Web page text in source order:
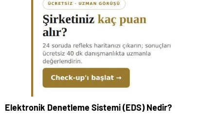
Elektronik Denetleme Sistemi (EDS) Nedir?